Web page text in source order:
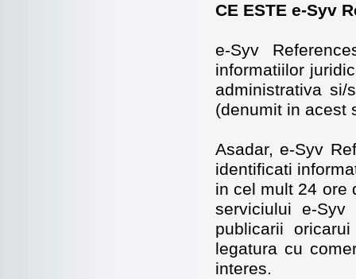
CE ESTE e-Syv
e-Syv
informatiilor
administrativa si/
(denumit in acest
Asadar, e-Syv
identificati
in cel mult 24 ore
serviciului e-
publicarii
legatura cu
interes.